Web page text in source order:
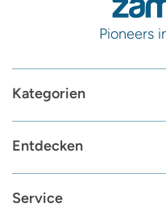
Pioneers
Kategorien
Entdecken
Service